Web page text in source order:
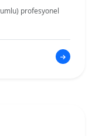
profesyonel